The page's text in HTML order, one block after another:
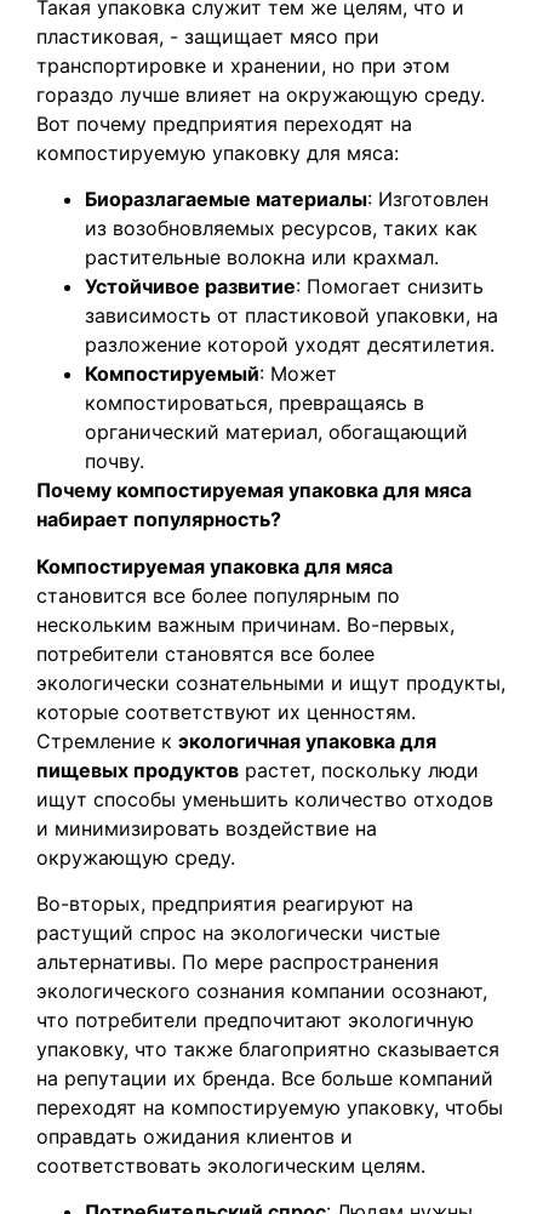
Такая упаковка служит тем же целям, что и
пластиковая, - защищает мясо при
транспортировке и хранении, но при этом
гораздо лучше влияет на окружающую среду.
Вот почему предприятия переходят на
компостируемую упаковку для мяса:
Биоразлагаемые материалы: Изготовлен
из возобновляемых ресурсов, таких как
растительные волокна или крахмал.
Устойчивое развитие: Помогает снизить
зависимость от пластиковой упаковки, на
разложение которой уходят десятилетия.
Компостируемый: Может
компостироваться, превращаясь в
органический материал, обогащающий
почву.
Почему компостируемая упаковка для мяса
набирает популярность?
Компостируемая упаковка для мяса
становится все более популярным по
нескольким важным причинам. Во-первых,
потребители становятся все более
экологически сознательными и ищут продукты,
которые соответствуют их ценностям.
Стремление к экологичная упаковка для
пищевых продуктов растет, поскольку люди
ищут способы уменьшить количество отходов
и минимизировать воздействие на
окружающую среду.
Во-вторых, предприятия реагируют на
растущий спрос на экологически чистые
альтернативы. По мере распространения
экологического сознания компании осознают,
что потребители предпочитают экологичную
упаковку, что также благоприятно сказывается
на репутации их бренда. Все больше компаний
переходят на компостируемую упаковку, чтобы
оправдать ожидания клиентов и
соответствовать экологическим целям.